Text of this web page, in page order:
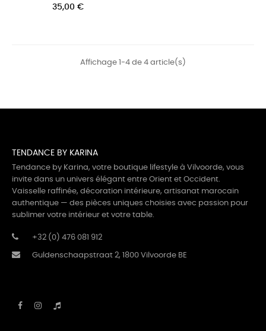
35,00 €
Affichage 1-4 de 4 article(s)
TENDANCE BY KARINA
Tendance by Karina, votre boutique lifestyle à Vilvoorde, vous
invite dans un univers élégant entre Orient et Occident.
Vaisselle raffinée, décoration intérieure, artisanat marocain
authentique — des pièces uniques choisies avec passion pour
sublimer votre intérieur et votre table.
+32 (0) 476 081 912
Guldenschaapstraat 2, 1800 Vilvoorde BE